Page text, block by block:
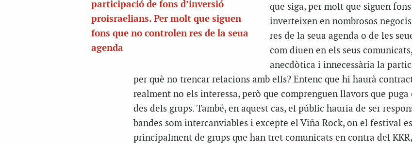
participació de fons d’inversió
proisraelians. Per molt que siguen
fons que no controlen res de la seua
agenda
que siga, per molt que siguen
inverteixen en nombrosos
res de la seua agenda o de les
com diuen en els seus
anecdòtica i innecessària la
per què no trencar relacions amb ells? Entenc que hi haurà
realment no els interessa, però que comprenguen llavors que
des dels grups. També, en aquest cas, el públic hauria de ser
bandes som intercanviables i excepte el Viña Rock, on el festival
principalment de grups que han tret comunicats en contra del